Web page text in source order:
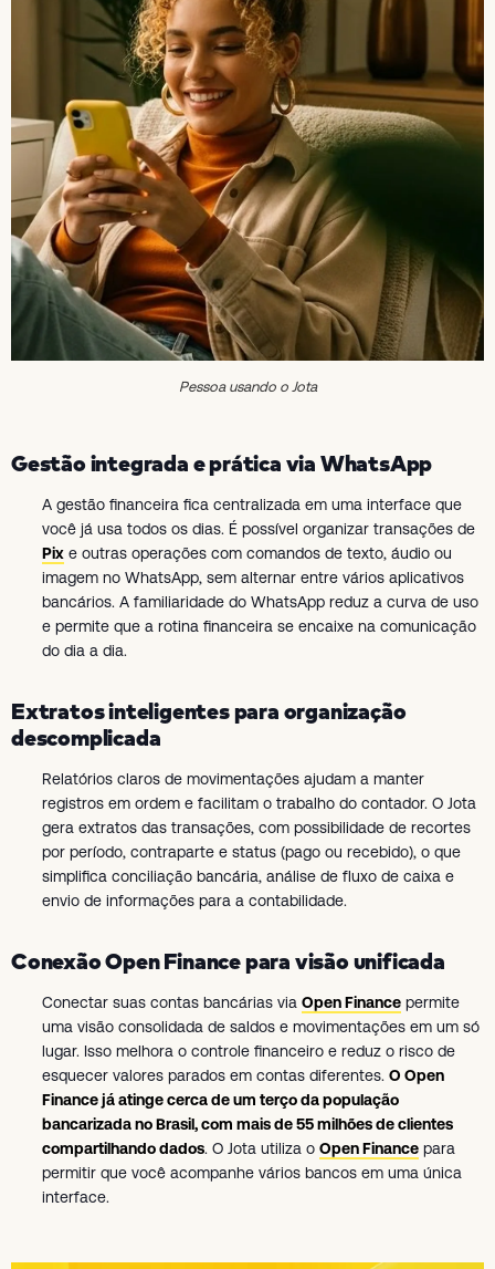
Pessoa usando o Jota
Gestão integrada e prática via WhatsApp
A gestão financeira fica centralizada em uma interface que
você já usa todos os dias. É possível organizar transações de
Pix e outras operações com comandos de texto, áudio ou
imagem no WhatsApp, sem alternar entre vários aplicativos
bancários. A familiaridade do WhatsApp reduz a curva de uso
e permite que a rotina financeira se encaixe na comunicação
do dia a dia.
Extratos inteligentes para organização
descomplicada
Relatórios claros de movimentações ajudam a manter
registros em ordem e facilitam o trabalho do contador. O Jota
gera extratos das transações, com possibilidade de recortes
por período, contraparte e status (pago ou recebido), o que
simplifica conciliação bancária, análise de fluxo de caixa e
envio de informações para a contabilidade.
Conexão Open Finance para visão unificada
Conectar suas contas bancárias via Open Finance permite
uma visão consolidada de saldos e movimentações em um só
lugar. Isso melhora o controle financeiro e reduz o risco de
esquecer valores parados em contas diferentes. O Open
Finance já atinge cerca de um terço da população
bancarizada no Brasil, com mais de 55 milhões de clientes
compartilhando dados. O Jota utiliza o Open Finance para
permitir que você acompanhe vários bancos em uma única
interface.